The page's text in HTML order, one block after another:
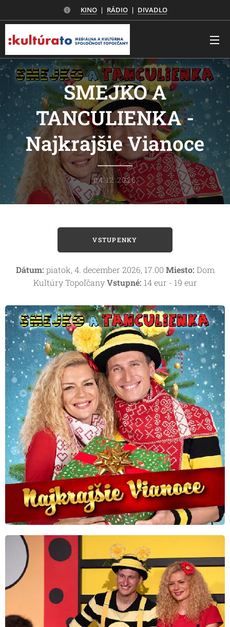
KINO| RÁDIO| DIVADLO
SMEJKO A
TANCULIENKA -
Najkrajšie Vianoce
04.12.2026
VSTUPENKY
Dátum: piatok, 4. december 2026, 17.00 Miesto: Dom
Kultúry TopoľčanyVstupné: 14 eur - 19 eur